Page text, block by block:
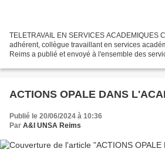
TELETRAVAIL EN SERVICES ACADEMIQUES
adhérent, collègue travaillant en services
Reims a publié et envoyé à l'ensemble des
ACTIONS OPALE DANS
Publié le 20/06/2024 à 10:36
Par A&I UNSA Reims